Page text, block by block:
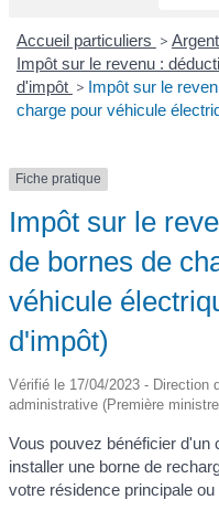
Accueil particuliers >
Impôt sur le revenu :
d'impôt > Impôt sur le
charge pour véhicule
Fiche pratique
Impôt sur le
de bornes de
véhicule
d'impôt)
Vérifié le 17/04/2023 - Direction
administrative (Première
Vous pouvez bénéficier d'un
installer une borne de
votre résidence principale